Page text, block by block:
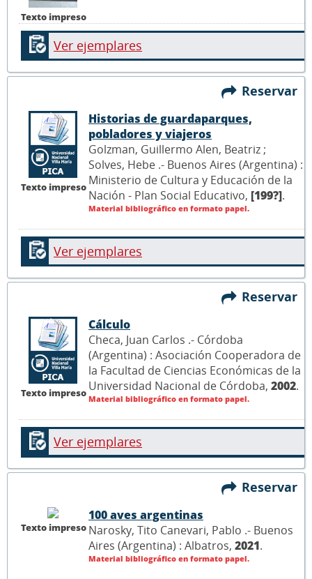
Texto impreso
Ver ejemplares
Reservar
Texto impreso
Historias de guardaparques,
pobladores y viajeros
Golzman, Guillermo Alen, Beatriz ;
Solves, Hebe .- Buenos Aires (Argentina) :
Ministerio de Cultura y Educación de la
Nación - Plan Social Educativo, [199?].
Material bibliográfico en formato papel.
Ver ejemplares
Reservar
Texto impreso
Cálculo
Checa, Juan Carlos .- Córdoba
(Argentina) : Asociación Cooperadora de
la Facultad de Ciencias Económicas de la
Universidad Nacional de Córdoba, 2002.
Material bibliográfico en formato papel.
Ver ejemplares
Reservar
Texto impreso
100 aves argentinas
Narosky, Tito Canevari, Pablo .- Buenos
Aires (Argentina) : Albatros, 2021.
Material bibliográfico en formato papel.